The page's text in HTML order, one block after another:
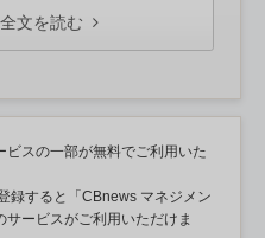
文を読む
スの一部が無料でご利用いた
録すると「CBnews マネジメン
ービスがご利用いただけま